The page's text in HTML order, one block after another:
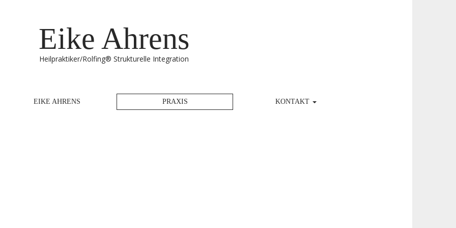
Eike Ahrens
Heilpraktiker/Rolfing® Strukturelle Integration
EIKE AHRENS PRAXIS KONTAKT